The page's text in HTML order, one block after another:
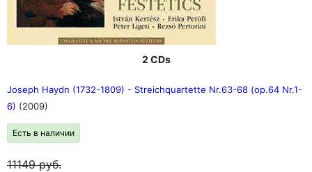
2 CDs
Joseph Haydn (1732-1809) - Streichquartette Nr.63-68 (op.64 Nr.1-
6) (2009)
Есть в наличии
11149руб.